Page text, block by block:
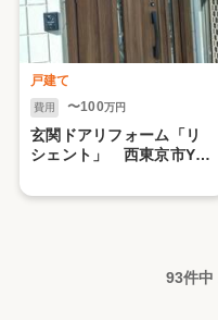
戸建て
費用 〜100万円
玄関ドアリフォーム「リ
シェント」 西東京市Y様
93件中